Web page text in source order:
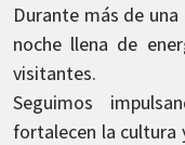
Durante más de
noche llena de
visitantes.
Seguimos
fortalecen la cultura